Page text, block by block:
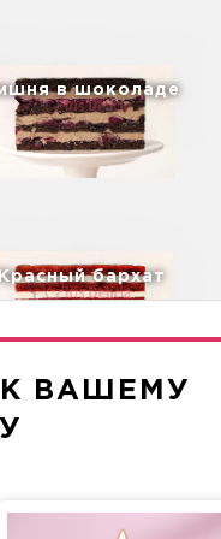
в шоколаде
Красный бархат
ВАШЕМУ